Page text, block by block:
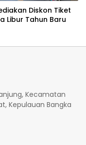
Diskon Tiket
Libur Tahun Baru
Kecamatan
Kepulauan Bangka